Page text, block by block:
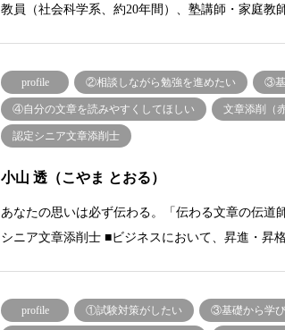
教員（社会科学系、約20年間）、塾講師・家庭教
profile ②相談しながら勉強を進めたい ③基
④自分の文章を読みやすくしてほしい 文章添削（
認定シニア文章添削士
小山 透（こやま とおる）
あなたの思いは必ず伝わる。「伝わる文章の伝道
シニア文章添削士 ■ビジネスにおいて、昇進・昇
profile ①試験対策がしたい ③基礎から学